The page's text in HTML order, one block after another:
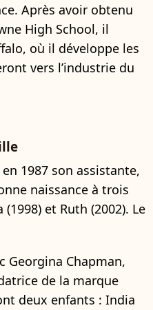
Après avoir obtenu
High School, il
où il développe les
vers l’industrie du
1987 son assistante,
naissance à trois
et Ruth (2002). Le
Georgina Chapman,
de la marque
deux enfants : India